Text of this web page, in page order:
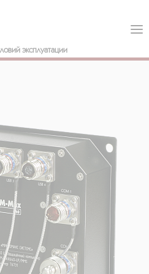
эксплуатации